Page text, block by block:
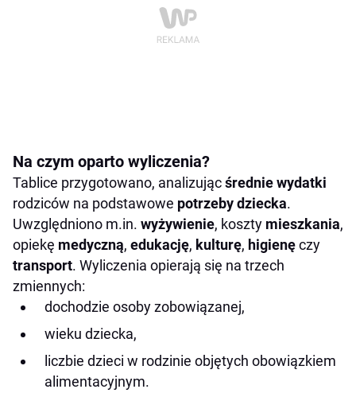
Na czym oparto wyliczenia?
Tablice przygotowano, analizującśrednie wydatki
rodziców na podstawowe potrzeby dziecka.
Uwzględniono m.in. wyżywienie, koszty mieszkania,
opiekę medyczną, edukację, kulturę, higienęczy
transport. Wyliczenia opierają się na trzech
zmiennych:
dochodzie osoby zobowiązanej,
wieku dziecka,
liczbie dzieci w rodzinie objętych obowiązkiem
alimentacyjnym.